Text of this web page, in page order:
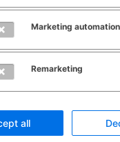
die AEB-
auch eine längere
ausgelegte
keine
Marketing automation
Remarketing
all